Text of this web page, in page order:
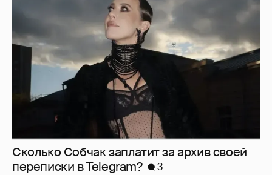
Сколько Собчак заплатит за архив своей
перeписки в Telegram?
3